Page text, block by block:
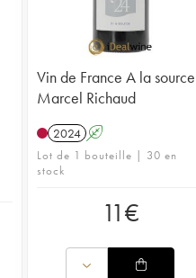
Vin de France A la source
Marcel Richaud
2024 A
Lot de 1 bouteille | 30 en
stock
11€